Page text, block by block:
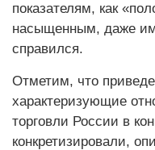
показателям, как
насыщенным, даже
справился.
Отметим, что
характеризующие
торговли России в
конкретизировали,